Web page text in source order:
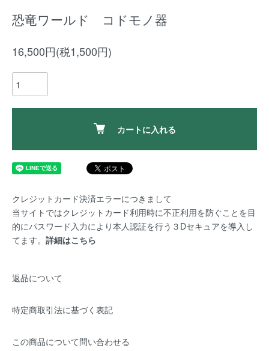
恐竜ワールド コドモノ器
16,500円(税1,500円)
カートに入れる
クレジットカード決済エラーにつきまして
当サイトではクレジットカード利用時に不正利用を防ぐことを目
的にパスワード入力により本人認証を行う３Dセキュアを導入し
てます。 詳細はこちら
返品について
特定商取引法に基づく表記
この商品について問い合わせる